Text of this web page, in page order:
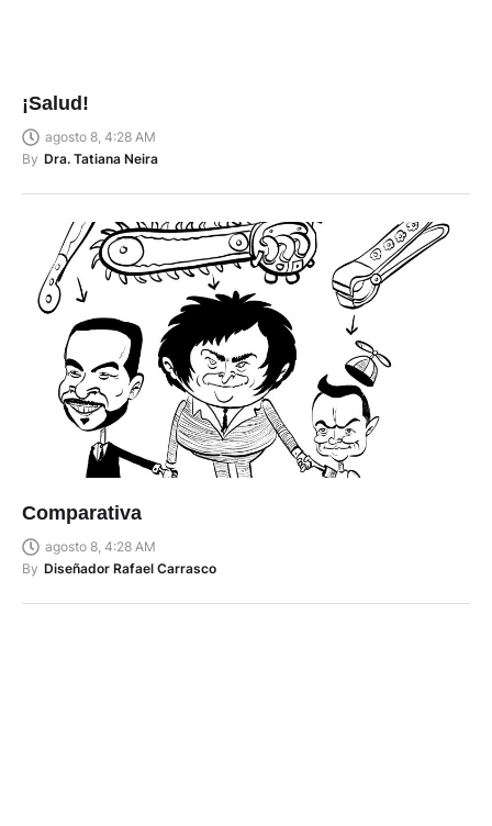
¡Salud!
agosto 8, 4:28 AM
By Dra. Tatiana Neira
Comparativa
agosto 8, 4:28 AM
By Diseñador Rafael Carrasco